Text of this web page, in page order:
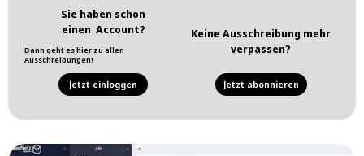
Sie haben schon
einen Account?
Dann geht es hier zu allen
Ausschreibungen!
Jetzt einloggen
Keine Ausschreibung mehr
verpassen?
Jetzt abonnieren